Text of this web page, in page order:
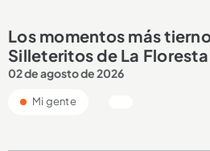
Los momentos más
Silleteritos de La
02 de agosto de 2026
Mi gente